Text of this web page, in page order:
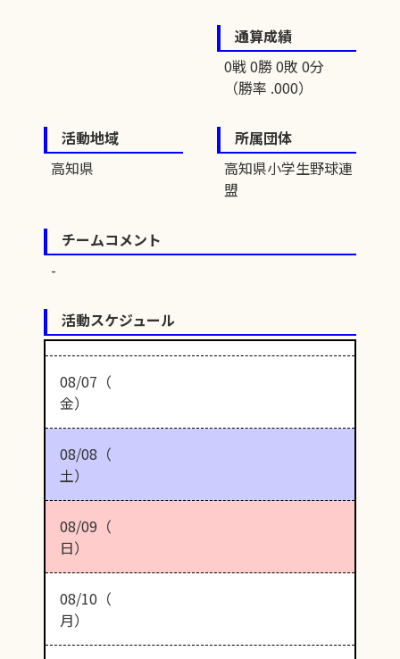
通算成績
0戦 0勝 0敗 0分
（勝率 .000）
活動地域
高知県
所属団体
高知県小学生野球連
盟
チームコメント
活動スケジュール
08/07（
金）
08/08（
土）
08/09（
日）
08/10（
月）